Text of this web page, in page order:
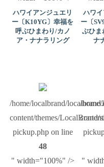
ハワイアンジュエリ
ー〔K10YG〕幸福を
呼ぶひまわり/カノ
ア・ナナラリング
ハワ
ー〔
ぶひま
ナ
/home/localbrand/
content/themes/LocalBrand/
pickup.php on line
48
" width="100%" />
/
"